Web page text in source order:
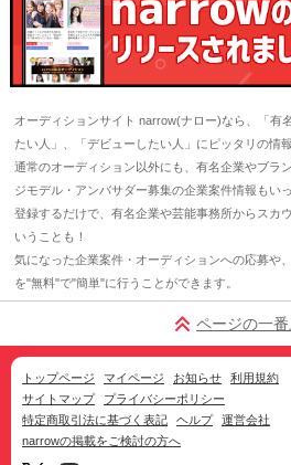
オーディションサイト narrow(ナロー)なら、「有
たい人」、「デビューしたい人」にピッタリの情
通常のオーディション以外にも、有名企業やブラ
ジモデル・アンバサダー募集の企業案件情報もいっ
登録するだけで、有名企業や芸能事務所からスカ
いうことも！
気になった企業案件・オーディションへの応募や
を"無料"で"簡単"に行うことができます。
ページの一
トップページ マイページ お知らせ
利用規約
サイトマップ
プライバシーポリシー
特定商取引法に基づく表記
ヘルプ
運営会社
narrowの掲載をご検討の方へ